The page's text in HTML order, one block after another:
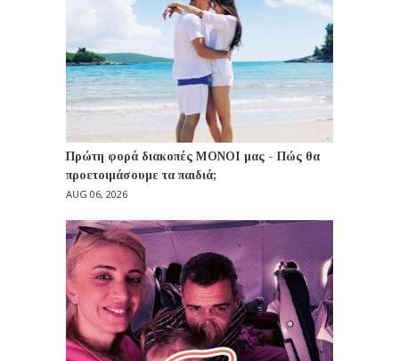
Πρώτη φορά διακοπές ΜΟΝΟΙ μας - Πώς θα
προετοιμάσουμε τα παιδιά;
AUG 06, 2026